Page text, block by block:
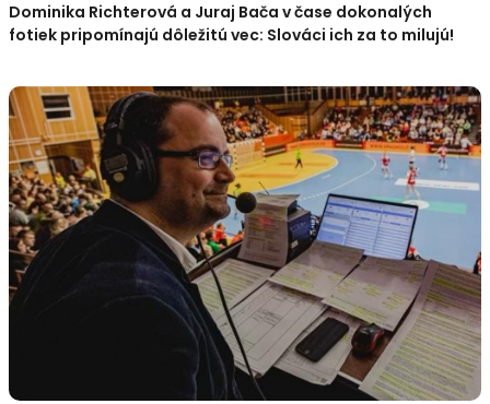
Dominika Richterová a Juraj Bača v čase dokonalých
fotiek pripomínajú dôležitú vec: Slováci ich za to milujú!